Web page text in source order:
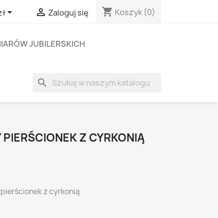
  Zaloguj się shopping_cart Koszyk (0)
JUBILERSKICH
search
Z CYRKONIĄ
z cyrkonią